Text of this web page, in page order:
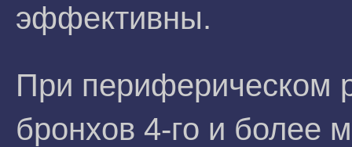
эффективны.
При периферическом
бронхов 4-го и более